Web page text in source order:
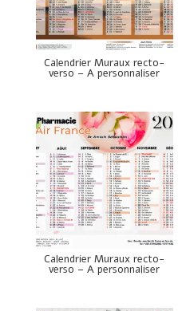
Calendrier Muraux recto-
verso – A personnaliser
Calendrier Muraux recto-
verso – A personnaliser